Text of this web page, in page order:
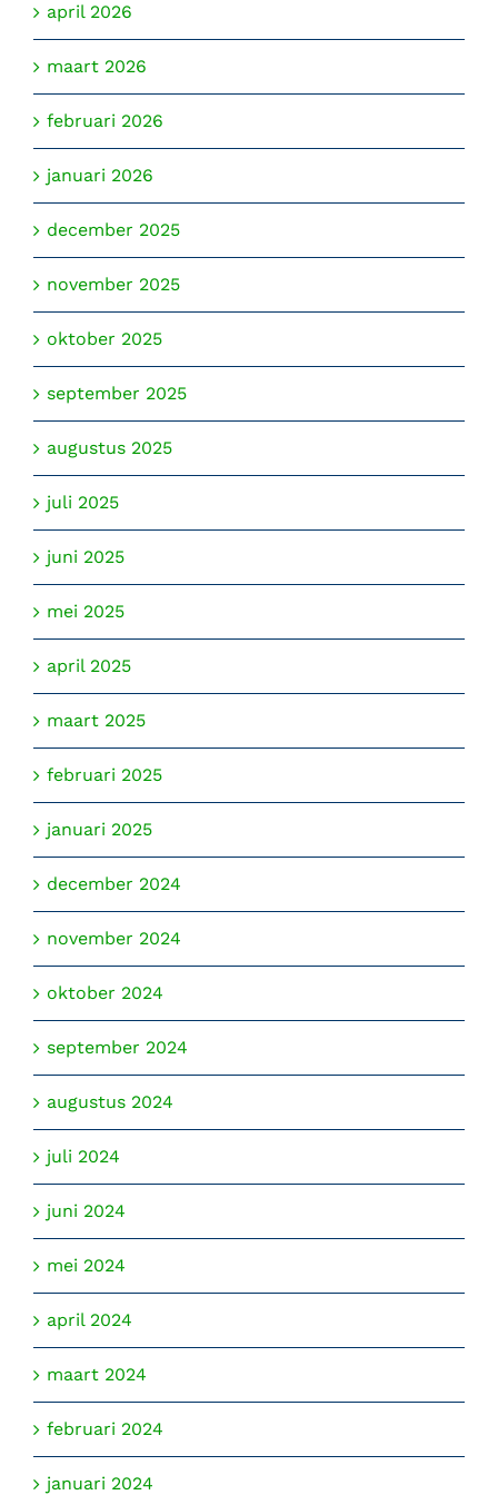
april 2026
maart 2026
februari 2026
januari 2026
december 2025
november 2025
oktober 2025
september 2025
augustus 2025
juli 2025
juni 2025
mei 2025
april 2025
maart 2025
februari 2025
januari 2025
december 2024
november 2024
oktober 2024
september 2024
augustus 2024
juli 2024
juni 2024
mei 2024
april 2024
maart 2024
februari 2024
januari 2024